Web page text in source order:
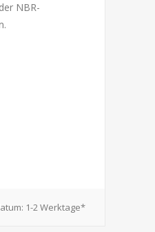
NBR-
1-2 Werktage*